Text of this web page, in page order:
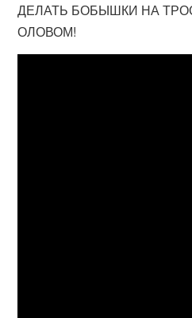
ДЕЛАТЬ БОБЫШКИ НА
ОЛОВОМ!